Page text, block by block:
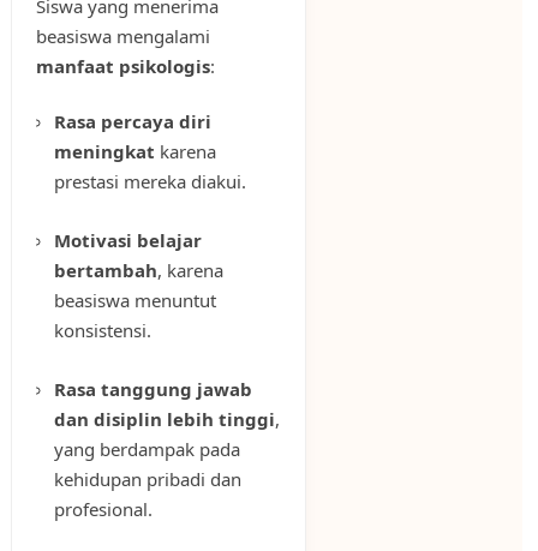
Siswa yang menerima
beasiswa mengalami
manfaat psikologis:
Rasa percaya diri
meningkat karena
prestasi mereka diakui.
Motivasi belajar
bertambah, karena
beasiswa menuntut
konsistensi.
Rasa tanggung jawab
dan disiplin lebih tinggi,
yang berdampak pada
kehidupan pribadi dan
profesional.